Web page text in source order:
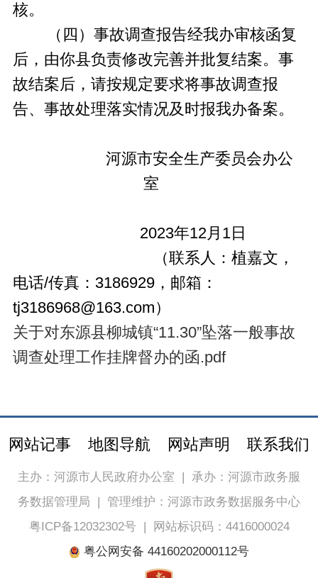
核。
（四）事故调查报告经我办审核函复
后，由你县负责修改完善并批复结案。事
故结案后，请按规定要求将事故调查报
告、事故处理落实情况及时报我办备案。
河源市安全生产委员会办公
室
2023年12月1日
（联系人：植嘉文，
电话/传真：3186929，邮箱：
tj3186968@163.com）
关于对东源县柳城镇“11.30”坠落一般事故
调查处理工作挂牌督办的函.pdf
网站记事 地图导航 网站声明 联系我们
主办：河源市人民政府办公室 | 承办：河源市政务服
务数据管理局 | 管理维护：河源市政务数据服务中心
粤ICP备12032302号|
网站标识码：4416000024
粤公网安备 44160202000112号